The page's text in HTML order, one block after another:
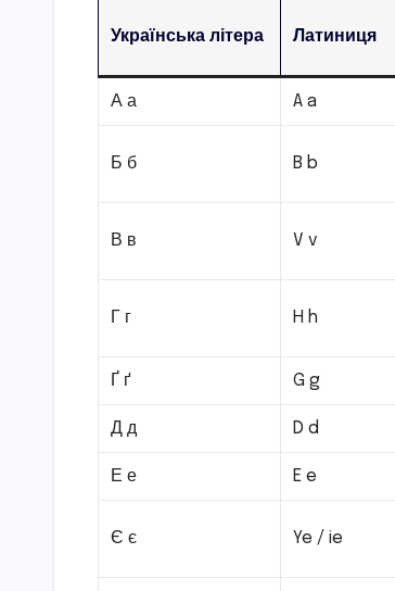
Українська літера Латиниця
А а A a
Б б B b
В в V v
Г г H h
Ґ ґ G g
Д д D d
Е е E e
Є є Ye / ie